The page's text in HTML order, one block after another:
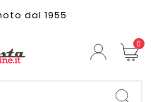
dal 1955
0